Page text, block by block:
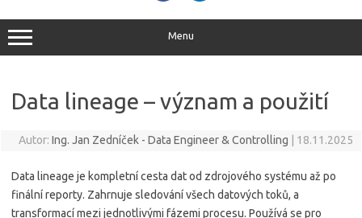
Menu
Data lineage – význam a použití
Autor: Ing. Jan Zedníček - Data Engineer & Controlling 18.11.2025
Data lineage je kompletní cesta dat od zdrojového systému až po
finální reporty. Zahrnuje sledování všech datových toků, a
transformací mezi jednotlivými fázemi procesu. Používá se pro